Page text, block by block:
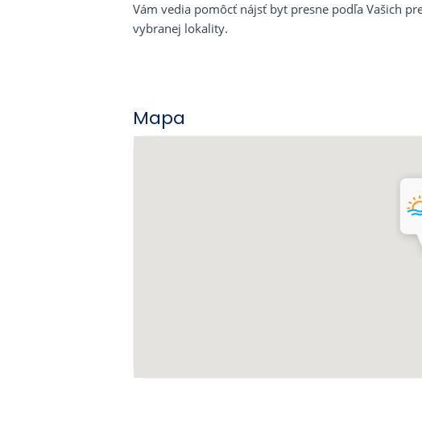
Vám vedia pomôcť nájsť byt presne podľa Vašich
vybranej lokality.
Mapa